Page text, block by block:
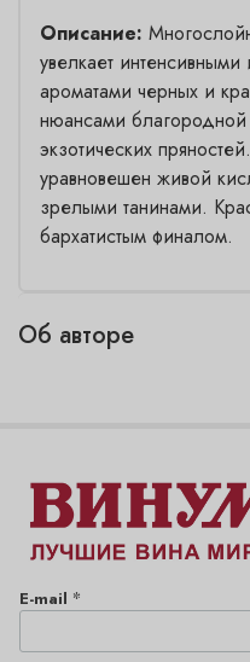
Описание:
увелкает
ароматами черных и
нюансами
экзотических
уравновешен живой
зрелыми танинами.
бархатистым финалом.
Об авторе
E-mail *